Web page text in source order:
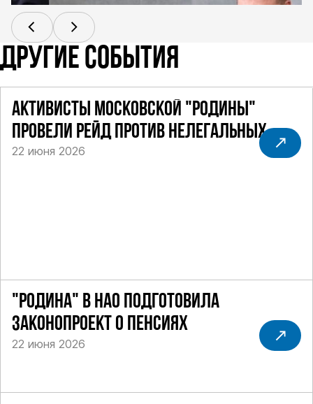
ДРУГИЕ СОБЫТИЯ
АКТИВИСТЫ МОСКОВСКОЙ "РОДИНЫ"
ПРОВЕЛИ РЕЙД ПРОТИВ НЕЛЕГАЛЬНЫХ
ТАКСИ
22 июня 2026
"РОДИНА" В НАО ПОДГОТОВИЛА
ЗАКОНОПРОЕКТ О ПЕНСИЯХ
22 июня 2026